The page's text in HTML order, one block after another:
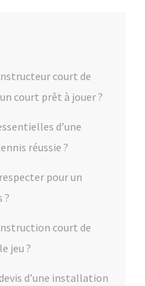
court de
court prêt à jouer ?
d’une
réussie ?
pour un
?
court de
jeu ?
d’une installation